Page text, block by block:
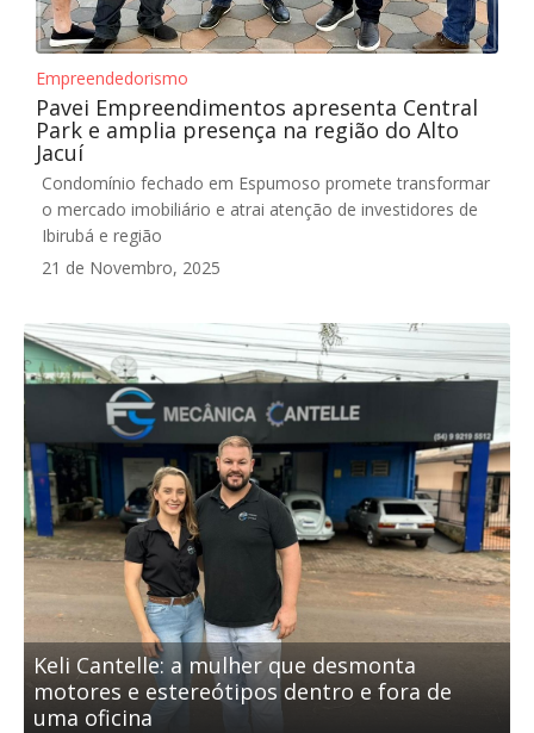
Empreendedorismo
Pavei Empreendimentos apresenta Central
Park e amplia presença na região do Alto
Jacuí
Condomínio fechado em Espumoso promete transformar
o mercado imobiliário e atrai atenção de investidores de
Ibirubá e região
21 de Novembro, 2025
Keli Cantelle: a mulher que desmonta
motores e estereótipos dentro e fora de
uma oficina